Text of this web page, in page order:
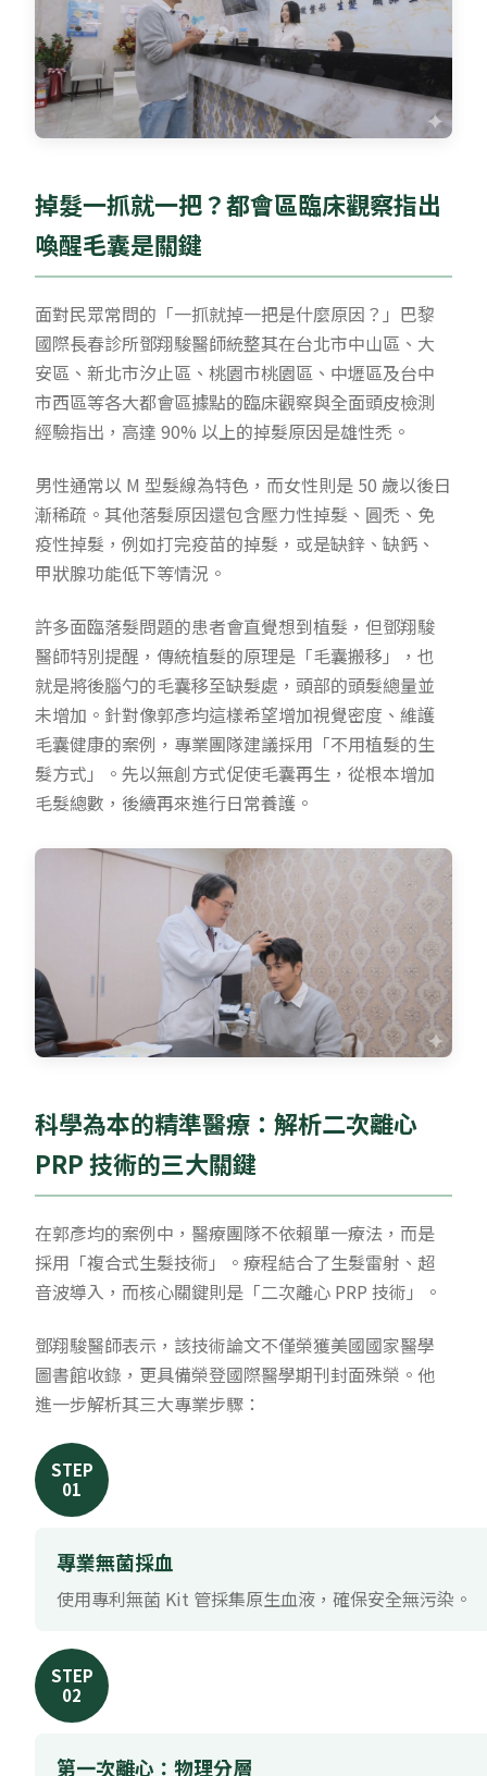
掉髮一抓就一把？都會區臨床觀察指出
喚醒毛囊是關鍵
面對民眾常問的「一抓就掉一把是什麼原因？」巴黎
國際長春診所鄧翔駿醫師統整其在台北市中山區、大
安區、新北市汐止區、桃園市桃園區、中壢區及台中
市西區等各大都會區據點的臨床觀察與全面頭皮檢測
經驗指出，高達 90% 以上的掉髮原因是雄性禿。
男性通常以 M 型髮線為特色，而女性則是 50 歲以後日
漸稀疏。其他落髮原因還包含壓力性掉髮、圓禿、免
疫性掉髮，例如打完疫苗的掉髮，或是缺鋅、缺鈣、
甲狀腺功能低下等情況。
許多面臨落髮問題的患者會直覺想到植髮，但鄧翔駿
醫師特別提醒，傳統植髮的原理是「毛囊搬移」，也
就是將後腦勺的毛囊移至缺髮處，頭部的頭髮總量並
未增加。針對像郭彥均這樣希望增加視覺密度、維護
毛囊健康的案例，專業團隊建議採用「不用植髮的生
髮方式」。先以無創方式促使毛囊再生，從根本增加
毛髮總數，後續再來進行日常養護。
科學為本的精準醫療：解析二次離心
PRP 技術的三大關鍵
在郭彥均的案例中，醫療團隊不依賴單一療法，而是
採用「複合式生髮技術」。療程結合了生髮雷射、超
音波導入，而核心關鍵則是「二次離心 PRP 技術」。
鄧翔駿醫師表示，該技術論文不僅榮獲美國國家醫學
圖書館收錄，更具備榮登國際醫學期刊封面殊榮。他
進一步解析其三大專業步驟：
STEP
01
專業無菌採血
使用專利無菌 Kit 管採集原生血液，確保安全無污染。
STEP
02
第一次離心：物理分層